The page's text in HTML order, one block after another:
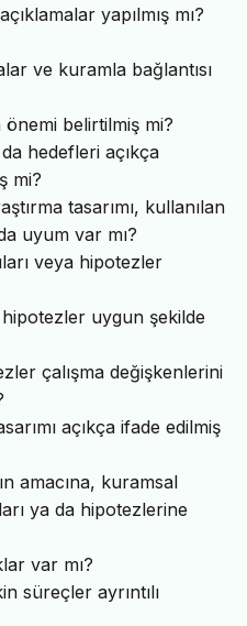
yapılmış mı?
ve kuramla bağlantısı
belirtilmiş mi?
da hedefleri açıkça
mi?
tasarımı, kullanılan
uyum var mı?
veya hipotezler
uygun şekilde
çalışma değişkenlerini
açıkça ifade edilmiş
amacına, kuramsal
ya da hipotezlerine
var mı?
süreçler ayrıntılı